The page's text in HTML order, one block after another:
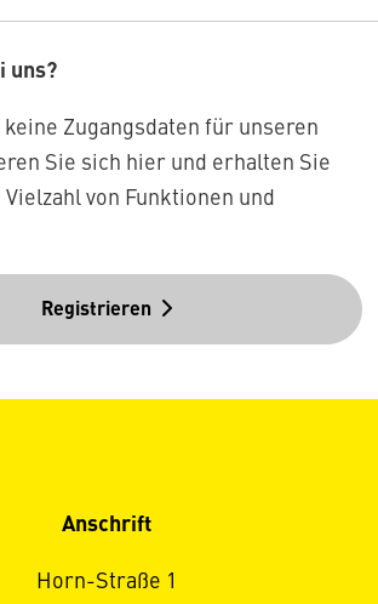
uns?
keine Zugangsdaten für unseren
Sie sich hier und erhalten Sie
von Funktionen und
Registrieren
Anschrift
Horn-Straße 1